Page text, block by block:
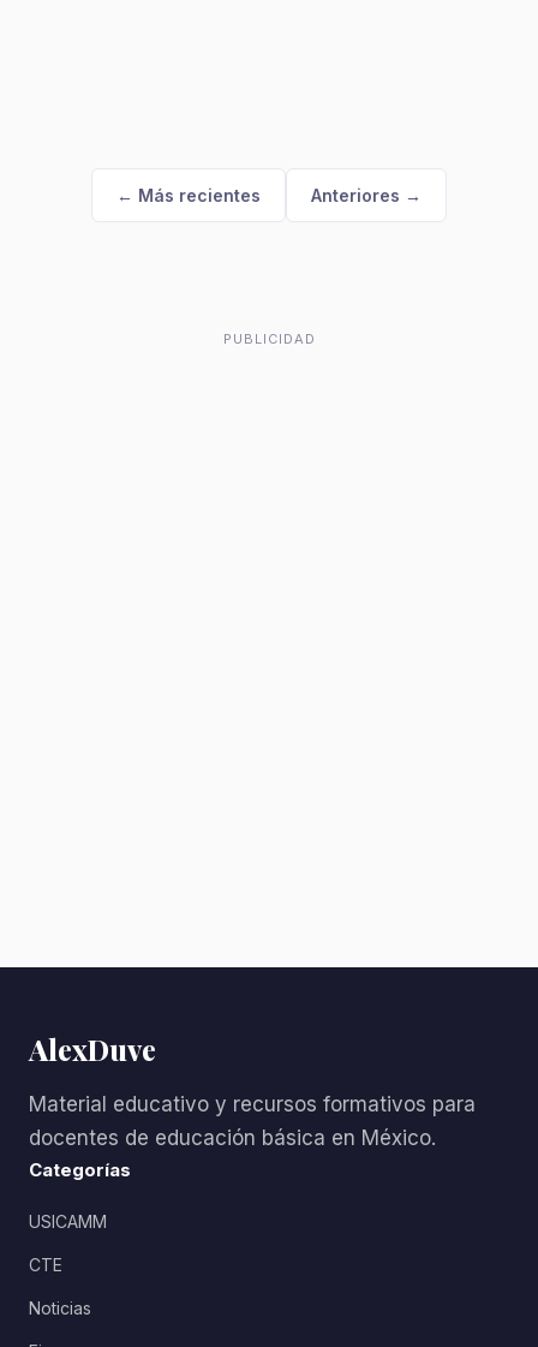
← Más recientes Anteriores →
PUBLICIDAD
AlexDuve
Material educativo y recursos formativos para
docentes de educación básica en México.
Categorías
USICAMM
CTE
Noticias